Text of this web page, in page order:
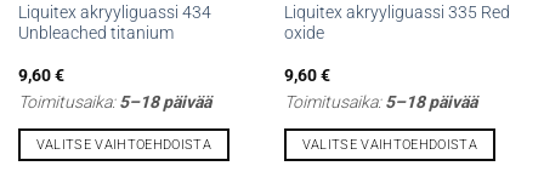
Liquitex akryyliguassi 434
Unbleached titanium
9,60€
Toimitusaika:5–18 päivää
VALITSE VAIHTOEHDOISTA
Liquitex akryyliguassi 335 Red
oxide
9,60€
Toimitusaika:5–18 päivää
VALITSE VAIHTOEHDOISTA